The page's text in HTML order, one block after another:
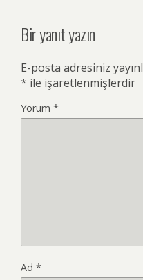
Bir yanıt yazın
E-posta adresiniz
* ile işaretlenmişlerdir
Yorum *
Ad *